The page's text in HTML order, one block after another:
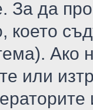
За да
което
Ако
или